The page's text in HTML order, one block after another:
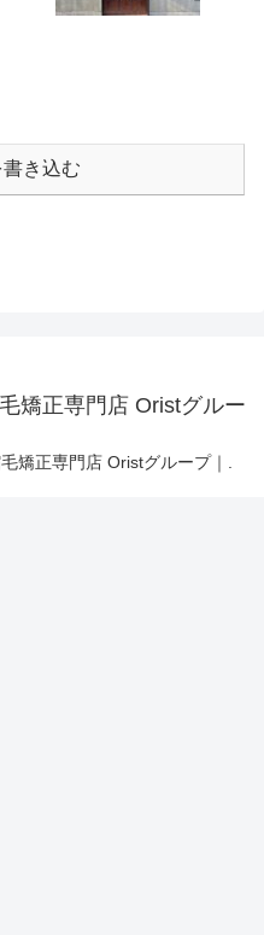
き込む
矯正専門店 Oristグルー
矯正専門店 Oristグループ｜.